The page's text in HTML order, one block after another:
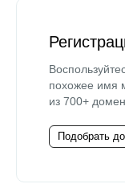
похожее имя
из 700+
Подобрать